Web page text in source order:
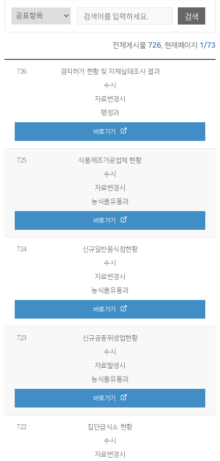
검색
전체게시물 726, 현재페이지 1/73
726
겸직허가 현황 및 자체실태조사 결과
수시
자료변경시
행정과
바로가기
725
식품제조가공업체 현황
수시
자료변경시
농식품유통과
바로가기
724
신규일반음식점현황
수시
자료변경시
농식품유통과​​
바로가기
723
신규공중위생업현황
수시
자료발생시
농식품유통과
바로가기
722
집단급식소 현황
수시
자료변경시